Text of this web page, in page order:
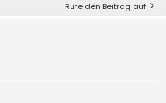
Rufe den Beitrag auf